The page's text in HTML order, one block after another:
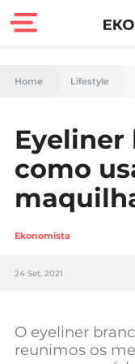
Finanças
Carreira
Casa
Lifestyle
Home Lifestyle
Eyeliner
como
Ekonomista
24 Set, 2021
O eyeliner
reunimos os